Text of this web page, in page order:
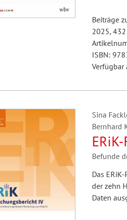
Beiträge
2025, 432
ISBN:
Verfügbar
Sina
Bernhard
Befunde
Das
der zehn
Daten